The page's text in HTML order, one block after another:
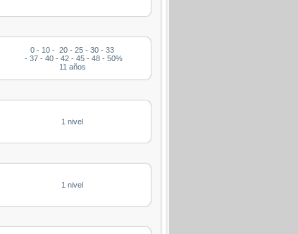
0 - 10 - 20 - 25 - 30 - 33
- 37 - 40 - 42 - 45 - 48 - 50%
11 años
1 nivel
1 nivel